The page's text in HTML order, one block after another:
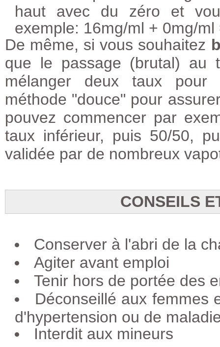
haut avec du zéro et
exemple: 16mg/ml + 0mg/
De même, si vous souhaitez
que le passage (brutal) au
mélanger deux taux pour
méthode "douce" pour
pouvez commencer par
taux inférieur, puis 50/50,
validée par de nombreux
CONSEILS
Conserver à l'abri de la
Agiter avant emploi
Tenir hors de portée des
Déconseillé aux femmes
d'hypertension ou de
Interdit aux mineurs